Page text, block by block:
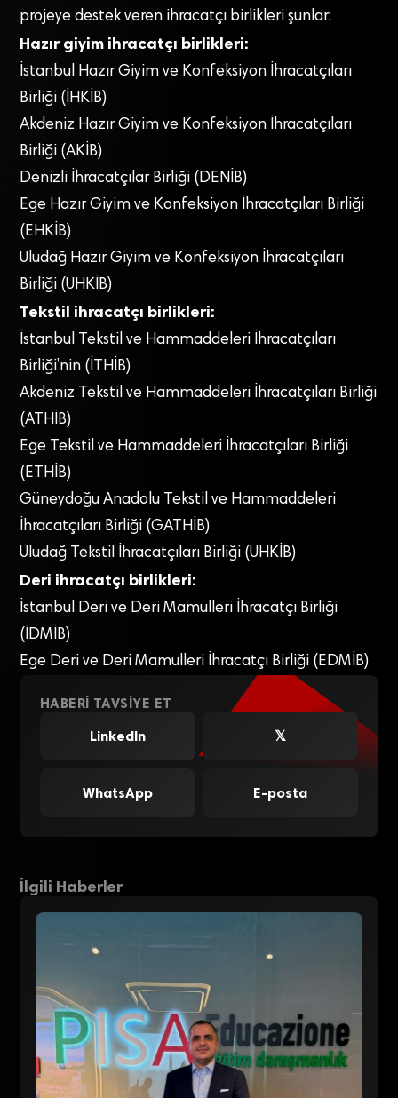
projeye destek veren ihracatçı birlikleri şunlar:
Hazır giyim ihracatçı birlikleri:
İstanbul Hazır Giyim ve Konfeksiyon İhracatçıları
Birliği (İHKİB)
Akdeniz Hazır Giyim ve Konfeksiyon İhracatçıları
Birliği (AKİB)
Denizli İhracatçılar Birliği (DENİB)
Ege Hazır Giyim ve Konfeksiyon İhracatçıları Birliği
(EHKİB)
Uludağ Hazır Giyim ve Konfeksiyon İhracatçıları
Birliği (UHKİB)
Tekstil ihracatçı birlikleri:
İstanbul Tekstil ve Hammaddeleri İhracatçıları
Birliği’nin (İTHİB)
Akdeniz Tekstil ve Hammaddeleri İhracatçıları Birliği
(ATHİB)
Ege Tekstil ve Hammaddeleri İhracatçıları Birliği
(ETHİB)
Güneydoğu Anadolu Tekstil ve Hammaddeleri
İhracatçıları Birliği (GATHİB)
Uludağ Tekstil İhracatçıları Birliği (UHKİB)
Deri ihracatçı birlikleri:
İstanbul Deri ve Deri Mamulleri İhracatçı Birliği
(İDMİB)
Ege Deri ve Deri Mamulleri İhracatçı Birliği (EDMİB)
HABERI TAVSIYE ET
LinkedIn
𝕏
WhatsApp E-posta
İlgili Haberler